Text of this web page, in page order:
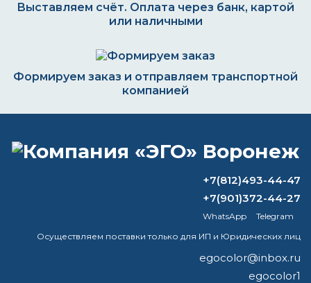
Выставляем счёт. Оплата через банк, картой
или наличными
Формируем заказ и отправляем транспортной
компанией
Грунтовка «Виникор-061» - 40 кг
Удаляет ли растворитель латексную
Как называется жидкость, которая
+7(812)493-44-47
+7(901)372-44-27
WhatsApp
Telegram
Осуществляем поставки только для ИП и Юридических лиц
egocolor@inbox.ru
egocolor1